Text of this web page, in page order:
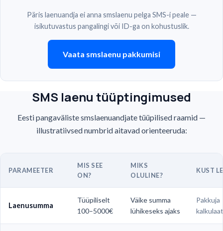
Päris laenuandja ei anna smslaenu pelga SMS-i peale —
isikutuvastus pangalingi või ID-ga on kohustuslik.
Vaata smslaenu pakkumisi
SMS laenu tüüptingimused
Eesti pangaväliste smslaenuandjate tüüpilised raamid —
illustratiivsed numbrid aitavad orienteeruda:
PARAMEETER
MIS SEE
ON?
MIKS
OLULINE?
KUST
Laenusumma
Tüüpiliselt
100–5000€
Väike summa
lühikeseks ajaks
Pakkuja